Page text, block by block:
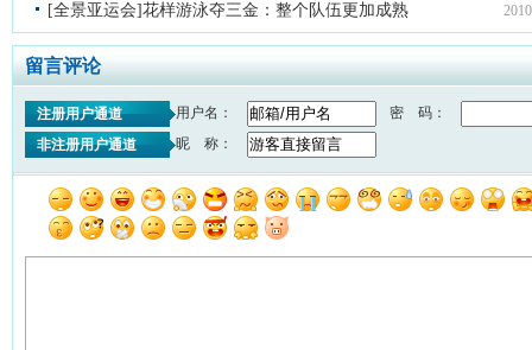
[全景亚运会]花样游泳夺三金：整个队伍更加成熟
留言评论
注册用户通道 用户名：
密 码：
非注册用户通道
昵 称：